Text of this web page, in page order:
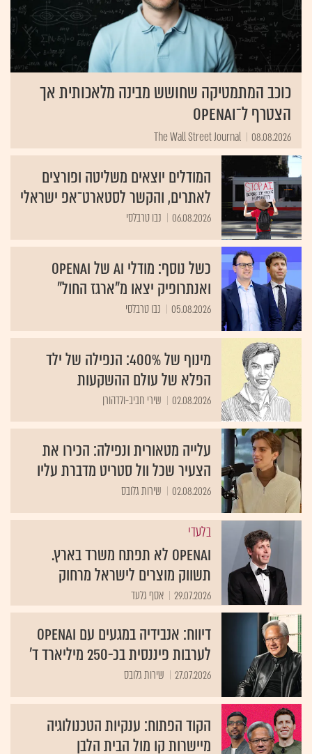
כוכב המתמטיקה שחושש מבינה מלאכותית אך
הצטרף ל־OpenAI
08.08.2026
The Wall Street Journal
המודלים יוצאים משליטה ופורצים
לאתרים, והקשר לסטארט־אפ ישראלי
06.08.2026 נבו טרבלסי
כשל נוסף: מודלי AI של OpenAI
ואנתרופיק יצאו מ"ארגז החול"
05.08.2026 נבו טרבלסי
מינוף של 400%: הנפילה של ילד
הפלא של עולם ההשקעות
02.08.2026 שירי חביב-ולדהורן
עלייה מטאורית ונפילה: הכירו את
הצעיר שכל וול סטריט מדברת עליו
02.08.2026 שירות גלובס
בלעדי
OpenAI לא תפתח משרד בארץ.
תשווק מוצרים לישראל מרחוק
29.07.2026 אסף גלעד
דיווח: אנבידיה במגעים עם OpenAI
לערבות פיננסית בכ-250 מיליארד ד'
27.07.2026 שירות גלובס
הקוד הפתוח: ענקיות הטכנולוגיה
מיישרות קו מול הבית הלבן